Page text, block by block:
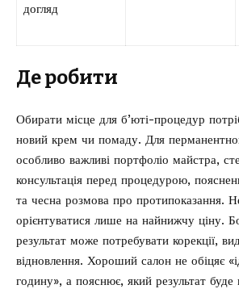
догляд
Де робити
Обирати місце для б’юті-процедур
новий крем чи помаду. Для
особливо важливі портфоліо майстра,
консультація перед процедурою,
та чесна розмова про протипоказання.
орієнтуватися лише на найнижчу ціну.
результат може потребувати корекції,
відновлення. Хороший салон не обіцяє
годину», а пояснює, який результат